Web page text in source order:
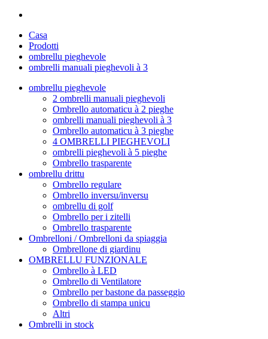
Casa
Prodotti
ombrellu pieghevole
ombrelli manuali pieghevoli à 3
ombrellu pieghevole
2 ombrelli manuali pieghevoli
Ombrello automaticu à 2 pieghe
ombrelli manuali pieghevoli à 3
Ombrello automaticu à 3 pieghe
4 OMBRELLI PIEGHEVOLI
ombrelli pieghevoli à 5 pieghe
Ombrello trasparente
ombrellu drittu
Ombrello regulare
Ombrello inversu/inversu
ombrellu di golf
Ombrello per i zitelli
Ombrello trasparente
Ombrelloni / Ombrelloni da spiaggia
Ombrellone di giardinu
OMBRELLU FUNZIONALE
Ombrello à LED
Ombrello di Ventilatore
Ombrello per bastone da passeggio
Ombrello di stampa unicu
Altri
Ombrelli in stock